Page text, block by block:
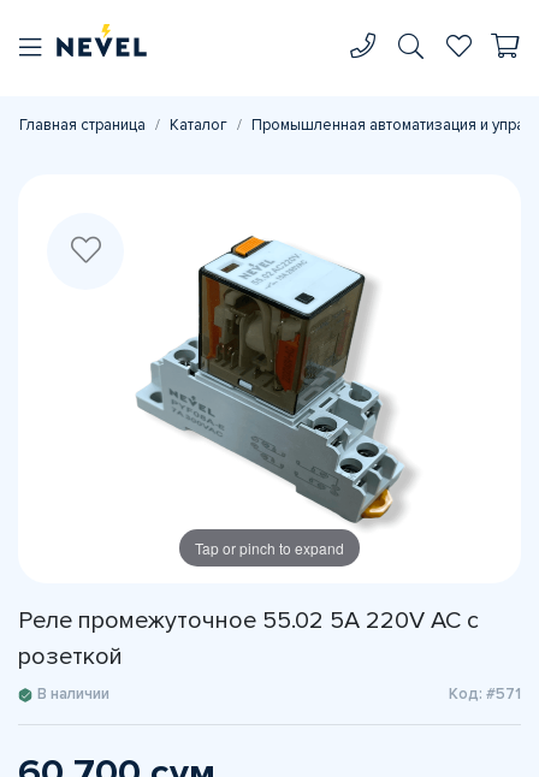
Главная страница Каталог Промышленная автоматизация и
Tap or pinch to expand
Реле промежуточное 55.02 5A 220V AC с
розеткой
В наличии Код: #571